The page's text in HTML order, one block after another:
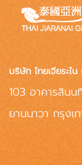
บริษัท ไทยเจียระไ
103 อาคารสิน
ยานนาวา กรุงเ